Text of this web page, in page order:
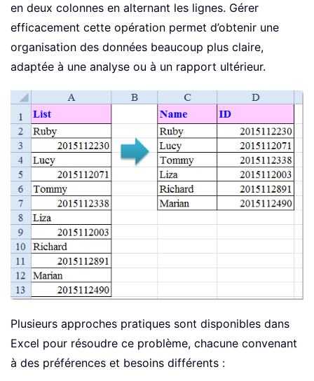
en deux colonnes en alternant les lignes. Gérer
efficacement cette opération permet d’obtenir une
organisation des données beaucoup plus claire,
adaptée à une analyse ou à un rapport ultérieur.
Plusieurs approches pratiques sont disponibles dans
Excel pour résoudre ce problème, chacune convenant
à des préférences et besoins différents :